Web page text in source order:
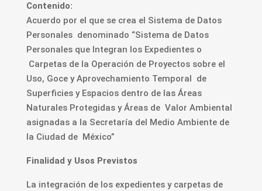
Contenido:
Acuerdo por el que se crea el Sistema de Datos
Personales denominado “Sistema de Datos
Personales que Integran los Expedientes o
Carpetas de la Operación de Proyectos sobre el
Uso, Goce y Aprovechamiento Temporal de
Superficies y Espacios dentro de las Áreas
Naturales Protegidas y Áreas de Valor Ambiental
asignadas a la Secretaría del Medio Ambiente de
la Ciudad de México”
Finalidad y Usos Previstos
La integración de los expedientes y carpetas de